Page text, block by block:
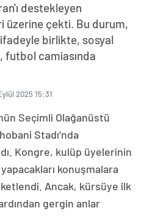
destekleyen
üzerine çekti. Bu durum,
birlikte, sosyal
futbol camiasında
2025 15:31
Seçimli Olağanüstü
Stadı’nda
Kongre, kulüp üyelerinin
konuşmalara
Ancak, kürsüye ilk
gergin anlar